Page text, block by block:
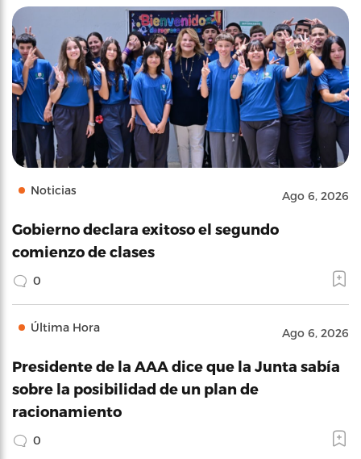
Noticias Ago 6, 2026
Gobierno declara exitoso el segundo
comienzo de clases
0
Última Hora Ago 6, 2026
Presidente de la AAA dice que la Junta sabía
sobre la posibilidad de un plan de
racionamiento
0